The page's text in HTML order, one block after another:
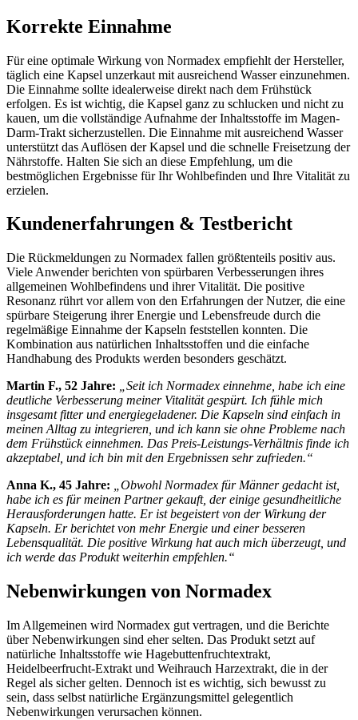
Korrekte Einnahme
Für eine optimale Wirkung von Normadex empfiehlt der Hersteller,
täglich eine Kapsel unzerkaut mit ausreichend Wasser einzunehmen.
Die Einnahme sollte idealerweise direkt nach dem Frühstück
erfolgen. Es ist wichtig, die Kapsel ganz zu schlucken und nicht zu
kauen, um die vollständige Aufnahme der Inhaltsstoffe im Magen-
Darm-Trakt sicherzustellen. Die Einnahme mit ausreichend Wasser
unterstützt das Auflösen der Kapsel und die schnelle Freisetzung der
Nährstoffe. Halten Sie sich an diese Empfehlung, um die
bestmöglichen Ergebnisse für Ihr Wohlbefinden und Ihre Vitalität zu
erzielen.
Kundenerfahrungen & Testbericht
Die Rückmeldungen zu Normadex fallen größtenteils positiv aus.
Viele Anwender berichten von spürbaren Verbesserungen ihres
allgemeinen Wohlbefindens und ihrer Vitalität. Die positive
Resonanz rührt vor allem von den Erfahrungen der Nutzer, die eine
spürbare Steigerung ihrer Energie und Lebensfreude durch die
regelmäßige Einnahme der Kapseln feststellen konnten. Die
Kombination aus natürlichen Inhaltsstoffen und die einfache
Handhabung des Produkts werden besonders geschätzt.
Martin F., 52 Jahre:
„Seit ich Normadex einnehme, habe ich eine
deutliche Verbesserung meiner Vitalität gespürt. Ich fühle mich
insgesamt fitter und energiegeladener. Die Kapseln sind einfach in
meinen Alltag zu integrieren, und ich kann sie ohne Probleme nach
dem Frühstück einnehmen. Das Preis-Leistungs-Verhältnis finde ich
akzeptabel, und ich bin mit den Ergebnissen sehr zufrieden.“
Anna K., 45 Jahre: „Obwohl Normadex für Männer gedacht ist,
habe ich es für meinen Partner gekauft, der einige gesundheitliche
Herausforderungen hatte. Er ist begeistert von der Wirkung der
Kapseln. Er berichtet von mehr Energie und einer besseren
Lebensqualität. Die positive Wirkung hat auch mich überzeugt, und
ich werde das Produkt weiterhin empfehlen.“
Nebenwirkungen von Normadex
Im Allgemeinen wird Normadex gut vertragen, und die Berichte
über Nebenwirkungen sind eher selten. Das Produkt setzt auf
natürliche Inhaltsstoffe wie Hagebuttenfruchtextrakt,
Heidelbeerfrucht-Extrakt und Weihrauch Harzextrakt, die in der
Regel als sicher gelten. Dennoch ist es wichtig, sich bewusst zu
sein, dass selbst natürliche Ergänzungsmittel gelegentlich
Nebenwirkungen verursachen können.